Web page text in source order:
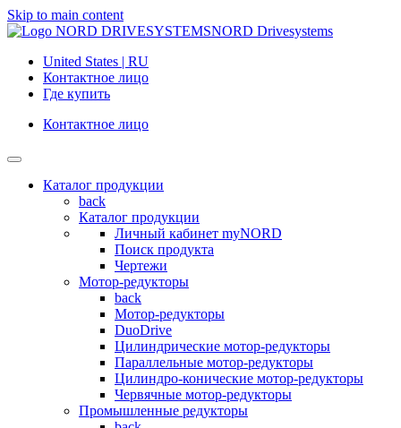
Skip to main content
NORD Drivesystems
United States | RU
Контактное лицо
Где купить
Контактное лицо
Каталог продукции
back
Каталог продукции
Личный кабинет myNORD
Поиск продукта
Чертежи
Мотор-редукторы
back
Мотор-редукторы
DuoDrive
Цилиндрические мотор-редукторы
Параллельные мотор-редукторы
Цилиндро-конические мотор-редукторы
Червячные мотор-редукторы
Промышленные редукторы